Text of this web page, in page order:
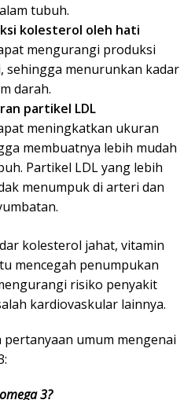
tubuh.
kolesterol oleh hati
mengurangi produksi
sehingga menurunkan kadar
darah.
partikel LDL
meningkatkan ukuran
membuatnya lebih mudah
Partikel LDL yang lebih
menumpuk di arteri dan
kolesterol jahat, vitamin
mencegah penumpukan
risiko penyakit
kardiovaskular lainnya.
umum mengenai
3?